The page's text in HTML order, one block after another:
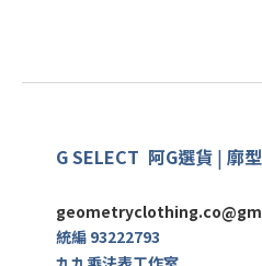
G SELECT 阿G選貨 | 廓
統編 93222793